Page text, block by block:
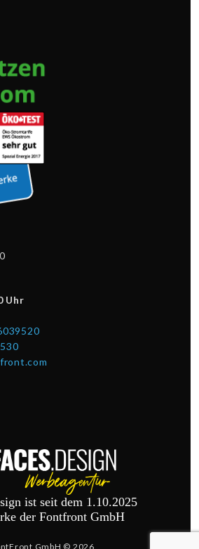
Uhr
ist seit dem 1.10.2025
der Fontfront GmbH
GmbH © 2026